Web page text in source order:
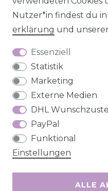
Nutzer*in findest du
erklärung und
Essenziell
Statistik
Marketing
Externe Medien
DHL
PayPal
Funktional
Einstellungen
ALLE
VERTRAG